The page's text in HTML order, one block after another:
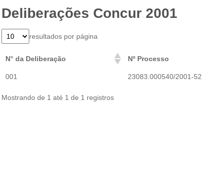
Deliberações Concur 2001
resultados por página
N° da Deliberação Nº Processo
001 23083.000540/2001-52
Mostrando de 1 até 1 de 1 registros